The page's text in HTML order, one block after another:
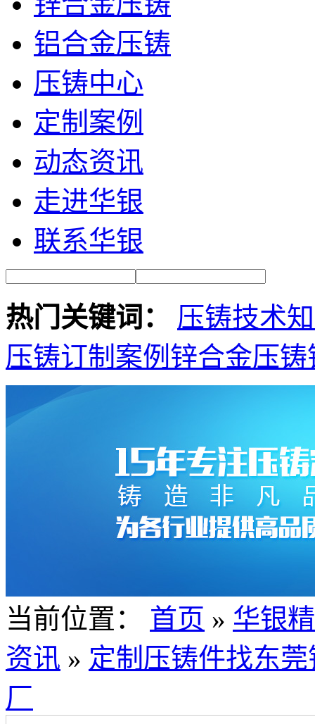
铝合金压铸
压铸中心
定制案例
动态资讯
走进华银
联系华银
热门关键词：
压铸技术
压铸订制案例 锌合金压铸
当前位置： 首页 » 华银
资讯 » 定制压铸件找东
厂